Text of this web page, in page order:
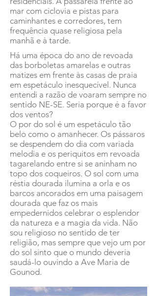
mar com ciclovia e pistas para
caminhantes e corredores, tem
frequência quase religiosa pela
manhã e à tarde.
Há uma época do ano de revoada
das borboletas amarelas e outras
matizes em frente às casas de praia
em espetáculo inesquecível. Nunca
entendi a razão de voaram sempre no
sentido NE-SE. Seria porque é a favor
dos ventos?
O por do sol é um espetáculo tão
belo como o amanhecer. Os pássaros
se despendem do dia com variada
melodia e os periquitos em revoada
tagarelando entre si se aninham no
topo dos coqueiros. O sol com uma
réstia dourada ilumina a orla e os
barcos ancorados em uma paisagem
dourada que faz os mais
empedernidos celebrar o esplendor
da natureza e a magia da vida. Não
sou religioso no sentido de ter
religião, mas sempre que vejo um por
do sol sinto que o mundo deveria
saudá-lo ouvindo a Ave Maria de
Gounod.